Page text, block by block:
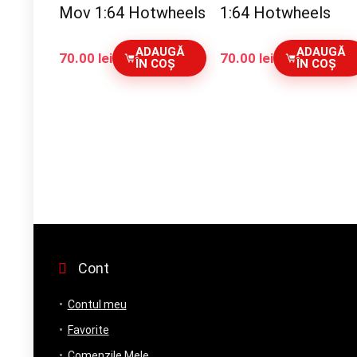
Mov 1:64 Hotwheels
70.00 lei
ADAUGĂ
ÎN COȘ
1:64 Hotwheels
70.00 lei
ADAUGĂ
ÎN COȘ
Cont
Contul meu
Favorite